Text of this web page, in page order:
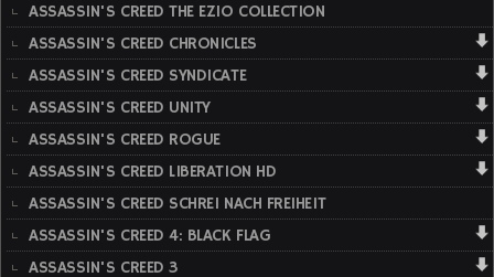
ASSASSIN'S CREED THE EZIO COLLECTION
ASSASSIN'S CREED CHRONICLES
ASSASSIN'S CREED SYNDICATE
ASSASSIN'S CREED UNITY
ASSASSIN'S CREED ROGUE
ASSASSIN'S CREED LIBERATION HD
ASSASSIN'S CREED SCHREI NACH FREIHEIT
ASSASSIN'S CREED 4: BLACK FLAG
ASSASSIN'S CREED 3